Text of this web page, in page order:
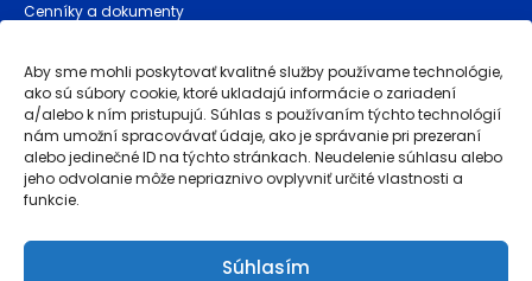
Aby sme mohli poskytovať kvalitné služby používame technológie,
ako sú súbory cookie, ktoré ukladajú informácie o zariadení
a/alebo k ním pristupujú. Súhlas s používaním týchto technológií
nám umožní spracovávať údaje, ako je správanie pri prezeraní
alebo jedinečné ID na týchto stránkach. Neudelenie súhlasu alebo
jeho odvolanie môže nepriaznivo ovplyvniť určité vlastnosti a
funkcie.
Súhlasím
Cenníky a dokumenty
Prevádzkovateľ stránky
Obchodné podmienky
Reklamácie a záruka akosti
Ochrana osobných údajov